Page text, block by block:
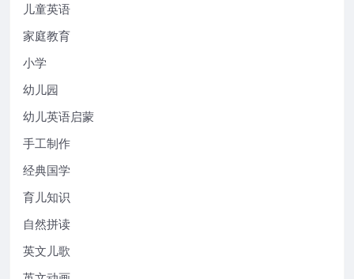
儿童英语
家庭教育
小学
幼儿园
幼儿英语启蒙
手工制作
经典国学
育儿知识
自然拼读
英文儿歌